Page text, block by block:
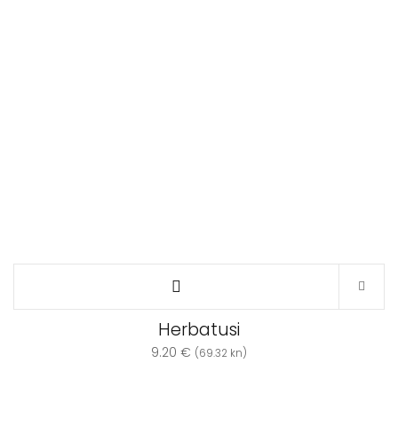
Herbatusi
9.20 € (69.32 kn)